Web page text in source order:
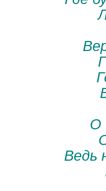
О
Ведь